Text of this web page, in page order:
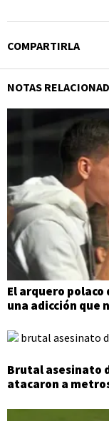
COMPARTIRLA
NOTAS
El arquero
una adicción que
Brutal asesinato
atacaron a